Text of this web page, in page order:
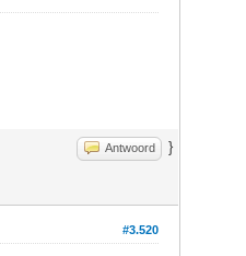
Antwoord }
#3.520